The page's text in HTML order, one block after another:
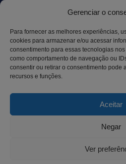
Gerenciar o
Para fornecer as melhores experiências,
cookies para armazenar e/ou acessar
consentimento para essas tecnologias
como comportamento de navegação ou
consentir ou retirar o consentimento pode
recursos e funções.
Aceitar
Negar
Ver
Canal LGPD e Segurança da Informação
Contato